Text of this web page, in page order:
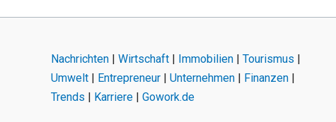
Nachrichten | Wirtschaft | Immobilien | Tourismus |
Umwelt | Entrepreneur | Unternehmen | Finanzen |
Trends | Karriere | Gowork.de